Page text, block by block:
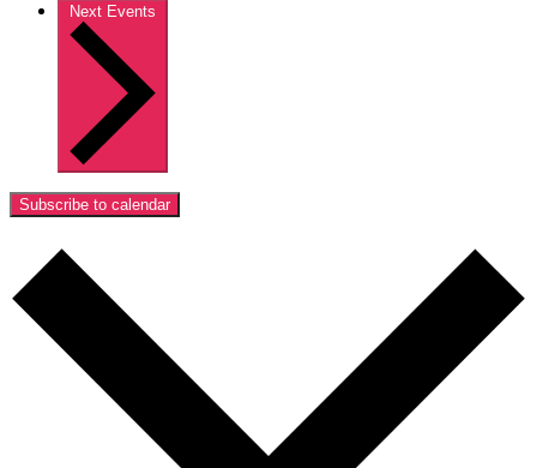
Next Events
Subscribe to calendar